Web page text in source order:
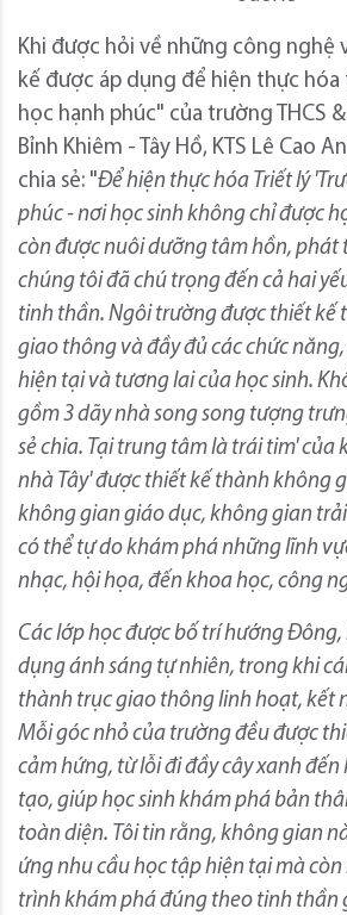
Khi được hỏi về những công nghệ
kế được áp dụng để hiện thực
học hạnh phúc" của trường THCS
Bỉnh Khiêm - Tây Hồ, KTS Lê Cao
chia sẻ: "Để hiện thực hóa Triết lý
phúc - nơi học sinh không chỉ được
còn được nuôi dưỡng tâm hồn, phát
chúng tôi đã chú trọng đến cả hai
tinh thần. Ngôi trường được thiết kế
giao thông và đầy đủ các chức
hiện tại và tương lai của học sinh.
gồm 3 dãy nhà song song tượng
sẻ chia. Tại trung tâm là trái tim' của
nhà Tây' được thiết kế thành không
không gian giáo dục, không gian
có thể tự do khám phá những lĩnh
nhạc, hội họa, đến khoa học, công
Các lớp học được bố trí hướng Đông,
dụng ánh sáng tự nhiên, trong khi
thành trục giao thông linh hoạt, kết
Mỗi góc nhỏ của trường đều được
cảm hứng, từ lỗi đi đầy cây xanh
tạo, giúp học sinh khám phá bản
toàn diện. Tôi tin rằng, không gian
ứng nhu cầu học tập hiện tại mà
trình khám phá đúng theo tinh thần